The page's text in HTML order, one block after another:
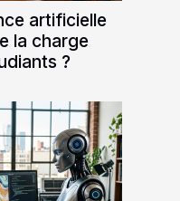
artificielle
la charge
?